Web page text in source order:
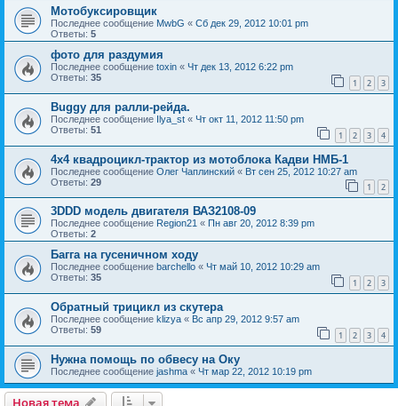
Мотобуксировщик
Последнее сообщение MwbG « Сб дек 29, 2012 10:01 pm
Ответы: 5
фото для раздумия
Последнее сообщение toxin « Чт дек 13, 2012 6:22 pm
Ответы: 35 1 2 3
Buggy для ралли-рейда.
Последнее сообщение Ilya_st « Чт окт 11, 2012 11:50 pm
Ответы: 51 1 2 3 4
4x4 квадроцикл-трактор из мотоблока Кадви НМБ-1
Последнее сообщение Олег Чаплинский « Вт сен 25, 2012 10:27 am
Ответы: 29 1 2
3DDD модель двигателя ВАЗ2108-09
Последнее сообщение Region21 « Пн авг 20, 2012 8:39 pm
Ответы: 2
Багга на гусеничном ходу
Последнее сообщение barchello « Чт май 10, 2012 10:29 am
Ответы: 35 1 2 3
Обратный трицикл из скутера
Последнее сообщение klizya « Вс апр 29, 2012 9:57 am
Ответы: 59 1 2 3 4
Нужна помощь по обвесу на Оку
Последнее сообщение jashma « Чт мар 22, 2012 10:19 pm
Новая тема